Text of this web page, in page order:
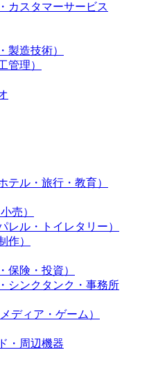
カスタマーサービス
製造技術）
管理）
テル・旅行・教育）
売）
レル・トイレタリー）
作）
保険・投資）
シンクタンク・事務所
ディア・ゲーム）
・周辺機器